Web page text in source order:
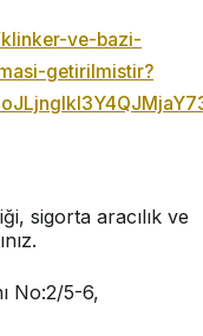
ve-bazi-
getirilmistir?
sigorta aracılık ve
No:2/5-6,